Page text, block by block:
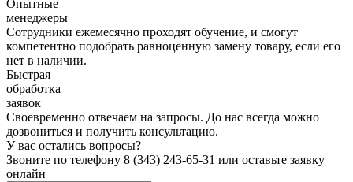
Опытные
менеджеры
Сотрудники ежемесячно проходят обучение, и смогут
компетентно подобрать равноценную замену товару, если его
нет в наличии.
Быстрая
обработка
заявок
Своевременно отвечаем на запросы. До нас всегда можно
дозвониться и получить консультацию.
У вас остались вопросы?
Звоните по телефону 8 (343) 243-65-31 или оставьте заявку
онлайн